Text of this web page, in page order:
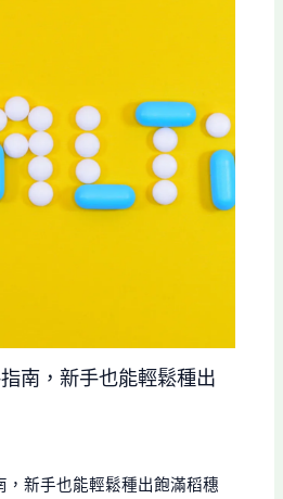
南，新手也能輕鬆種出
，新手也能輕鬆種出飽滿稻穗